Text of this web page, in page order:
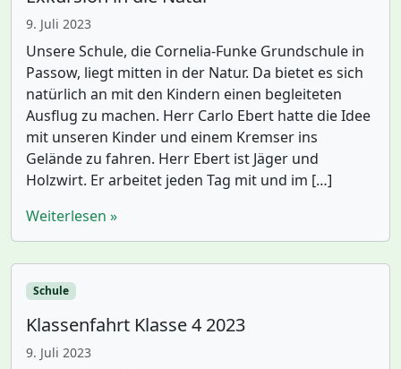
9. Juli 2023
Unsere Schule, die Cornelia-Funke Grundschule in
Passow, liegt mitten in der Natur. Da bietet es sich
natürlich an mit den Kindern einen begleiteten
Ausflug zu machen. Herr Carlo Ebert hatte die Idee
mit unseren Kinder und einem Kremser ins
Gelände zu fahren. Herr Ebert ist Jäger und
Holzwirt. Er arbeitet jeden Tag mit und im […]
Weiterlesen »
Schule
Klassenfahrt Klasse 4 2023
9. Juli 2023